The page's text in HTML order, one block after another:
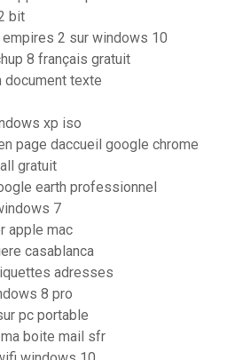
bit
2 sur windows 10
8 français gratuit
document texte
xp iso
page daccueil google chrome
gratuit
earth professionnel
7
apple mac
casablanca
adresses
8 pro
pc portable
boite mail sfr